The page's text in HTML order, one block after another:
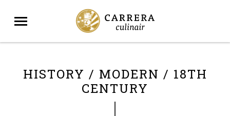
HISTORY / MODERN / 18TH
CENTURY